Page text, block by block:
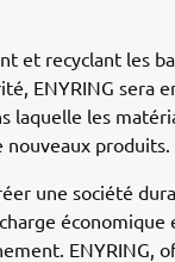
et recyclant les
ENYRING sera
laquelle les
nouveaux produits.
une société
ENYRING,